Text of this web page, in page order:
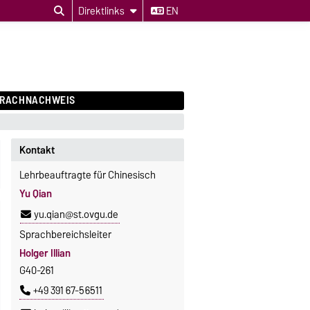
Direktlinks EN
Kontakt
Lehrbeauftragte für Chinesisch
Yu Qian
yu.qian@st.ovgu.de
Sprachbereichsleiter
Holger Illian
G40-261
+49 391 67-56511